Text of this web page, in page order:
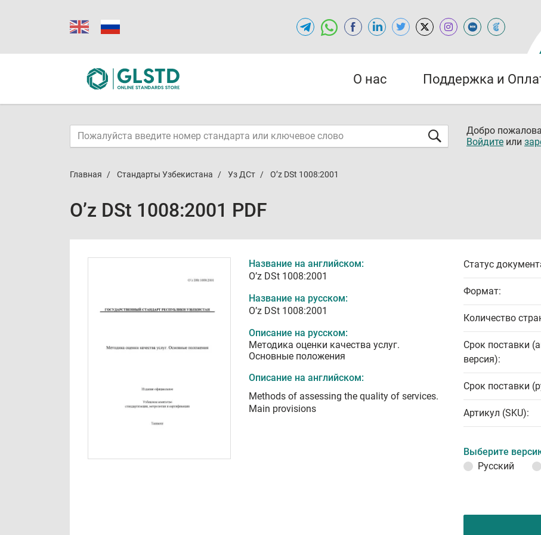
О нас Поддержка и
Добро
Войдите или
Главная Стандарты Узбекистана Уз ДСт O’z DSt 1008:2001
O’z DSt 1008:2001 PDF
Название на английском:
O’z DSt 1008:2001
Название на русском:
O’z DSt 1008:2001
Описание на русском:
Методика оценки качества услуг.
Основные положения
Описание на английском:
Methods of assessing the quality of services.
Main provisions
Статус
Формат:
Количество
Срок поставки
версия):
Срок поставки
Артикул (SKU):
Выберите
Русский